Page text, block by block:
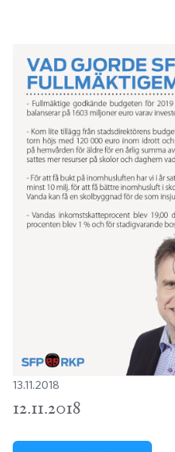
13.11.2018
12.11.2018